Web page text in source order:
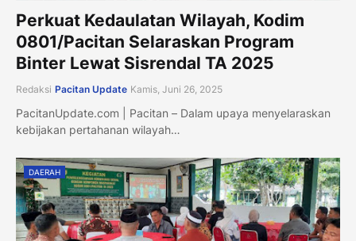
Perkuat Kedaulatan Wilayah, Kodim
0801/Pacitan Selaraskan Program
Binter Lewat Sisrendal TA 2025
Redaksi Pacitan Update Kamis, Juni 26, 2025
PacitanUpdate.com | Pacitan – Dalam upaya menyelaraskan
kebijakan pertahanan wilayah…
DAERAH